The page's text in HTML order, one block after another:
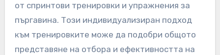
от спринтови тренировки и упражнения за
пъргавина. Този индивидуализиран подход
към тренировките може да подобри общото
представяне на отбора и ефективността на